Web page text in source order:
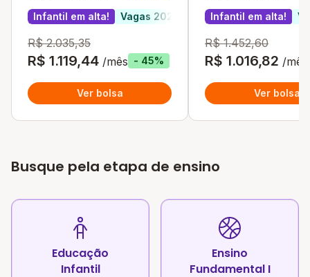
Infantil em alta!
Vagas 2027
R$ 2.035,35
R$ 1.119,44 /mês - 45%
Ver bolsa
Infantil em alta!
R$ 1.452,60
R$ 1.016,82 /mês
Ver bolsa
Busque pela etapa de ensino
Educação
Infantil
Ensino
Fundamental I